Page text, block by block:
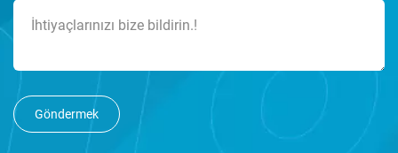
Göndermek